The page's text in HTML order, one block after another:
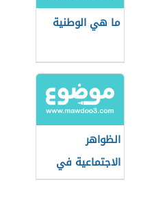
ما هي الوطنية
الظواهر
الاجتماعية في
مصر